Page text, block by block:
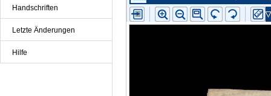
Handschriften
Letzte Änderungen
Hilfe